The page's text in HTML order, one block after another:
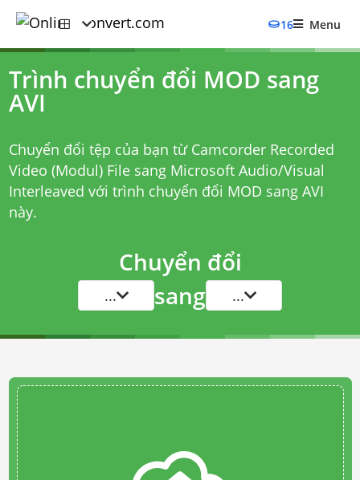
16 Menu
Trình chuyển đổi MOD sang
AVI
Chuyển đổi tệp của bạn từ Camcorder Recorded
Video (Modul) File sang Microsoft Audio/Visual
Interleaved với trình chuyển đổi MOD sang AVI
này.
Chuyển đổi
... sang ...